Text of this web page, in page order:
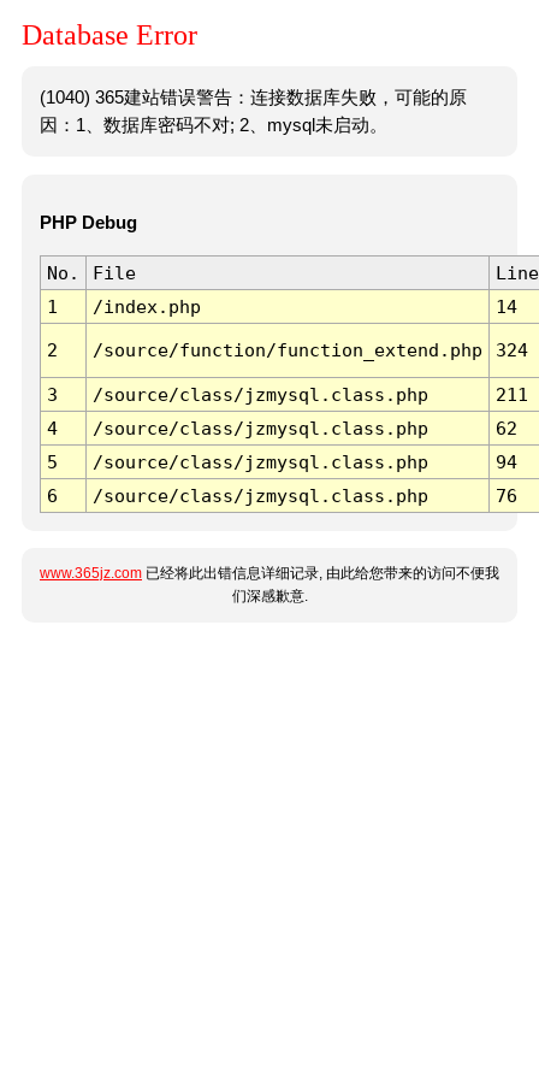
Database Error
(1040) 365建站错误警告：连接数据库失败，可能的原
因：1、数据库密码不对; 2、mysql未启动。
PHP Debug
No. File
Line
1
/index.php 14
2 /source/function/function_extend.php 324
3 /source/class/jzmysql.class.php
211
4
/source/class/jzmysql.class.php
62
5
/source/class/jzmysql.class.php
94
6
/source/class/jzmysql.class.php 76
www.365jz.com 已经将此出错信息详细记录, 由此给您带来的访问不便我
们深感歉意.